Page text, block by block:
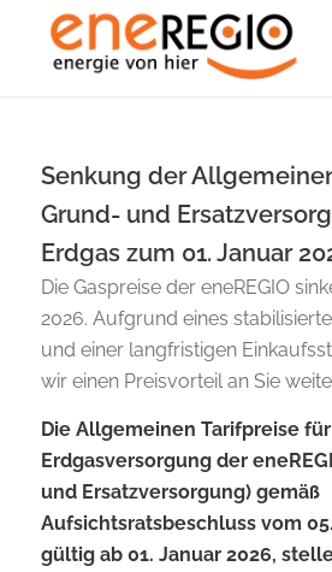
Senkung der
Grund- und
Erdgas zum 01. Januar
Die Gaspreise der eneREGIO
2026. Aufgrund eines
und einer langfristigen
wir einen Preisvorteil an Sie
Die Allgemeinen Tarifpreise
Erdgasversorgung der
und Ersatzversorgung) gemäß
Aufsichtsratsbeschluss vom
gültig ab 01. Januar 2026,